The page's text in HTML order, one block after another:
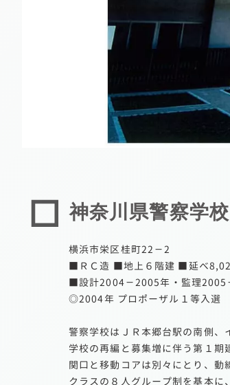
神奈川県警察学
横浜市栄区桂町22－2
■ＲＣ造 ■地上６階建 ■延べ
■設計2004－2005年・監理
◎2004年 プロポーザル１等入選
警察学校はＪＲ本郷台駅の南側、
学校の再編と募集増に伴う第１
関口と移動コアは別々にとり、動
クラスの８人グループ制を基本